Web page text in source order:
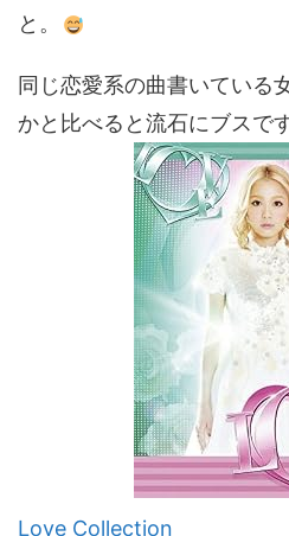
と。
同じ恋愛系の曲書いている
かと比べると流石にブスで
Love Collection